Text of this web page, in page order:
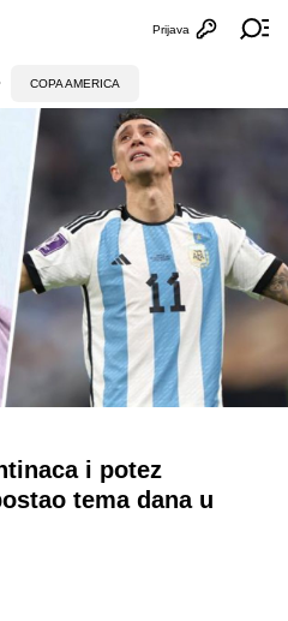
Otvori
Prijava
COPA AMERICA
i potez
tema dana u